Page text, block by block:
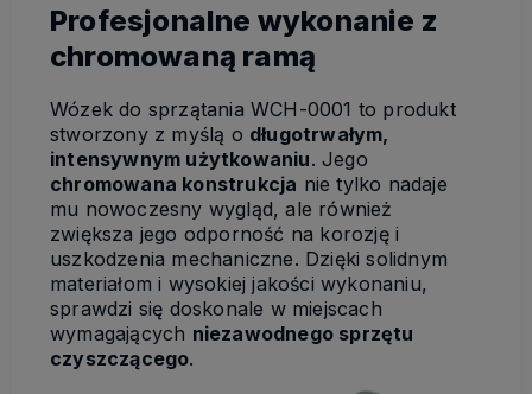
Profesjonalne wykonanie z
chromowaną ramą
Wózek do sprzątania WCH-0001 to produkt
stworzony z myślą o długotrwałym,
intensywnym użytkowaniu. Jego
chromowana konstrukcja nie tylko nadaje
mu nowoczesny wygląd, ale również
zwiększa jego odporność na korozję i
uszkodzenia mechaniczne. Dzięki solidnym
materiałom i wysokiej jakości wykonaniu,
sprawdzi się doskonale w miejscach
wymagających niezawodnego sprzętu
czyszczącego.